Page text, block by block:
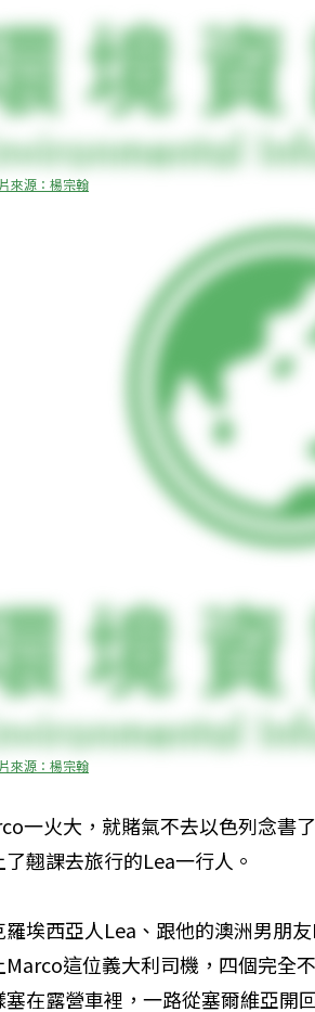
來源：楊宗翰
來源：楊宗翰
一火大，就賭氣不去以色列念書
翹課去旅行的Lea一行人。
羅埃西亞人Lea、跟他的澳洲男朋
Marco這位義大利司機，四個完全
塞在露營車裡，一路從塞爾維亞開